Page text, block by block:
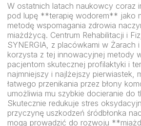
W ostatnich latach naukowcy coraz
pod lupę **terapię wodorem** jako
metodę wspomagania zdrowia
miażdżycą. Centrum Rehabilitacji i
SYNERGIA, z placówkami w Żarach i
korzysta z tej innowacyjnej metody
pacjentom skutecznej profilaktyki i
najmniejszy i najlżejszy pierwiastek,
łatwego przenikania przez błony
umożliwia mu szybkie docieranie do
Skutecznie redukuje stres
przyczynę uszkodzeń śródbłonka
mogą prowadzić do rozwoju